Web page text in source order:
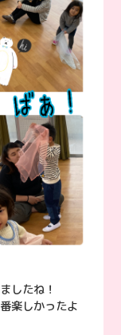
したね！
楽しかったよ